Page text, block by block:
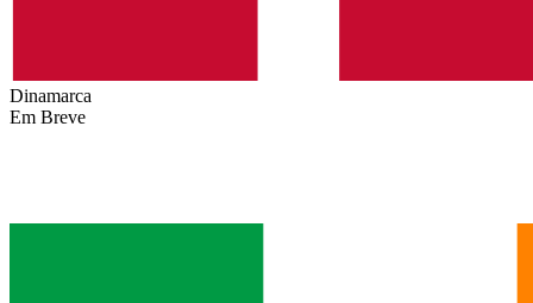
Dinamarca
Em Breve